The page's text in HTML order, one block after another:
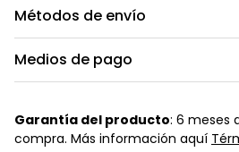
Métodos de envío
Medios de pago
Garantía del producto: 6 meses
compra. Más información aquí